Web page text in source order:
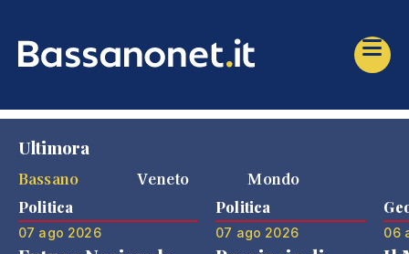
Ultimora
Bassano
Veneto Mondo
Politica
07 ago 2026
Politica
07 ago 2026 06